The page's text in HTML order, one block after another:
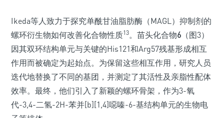
Ikeda等人致力于探究单酰甘油脂肪酶（MAGL）抑制剂的
螺环衍生物如何改善化合物性质13。苗头化合物6 （图3）
因其双环结构单元与关键的His121和Arg57残基形成相互
作用而被确定为起始点。为保留这些相互作用，研究人员
迭代地替换了不同的基团，并测定了其活性及亲脂性配体
效率。最终，他们引入了新颖的螺环骨架，作为3-氧
代-3,4-二氢-2H-苯并[b][1,4]噁嗪-6-基结构单元的生物电